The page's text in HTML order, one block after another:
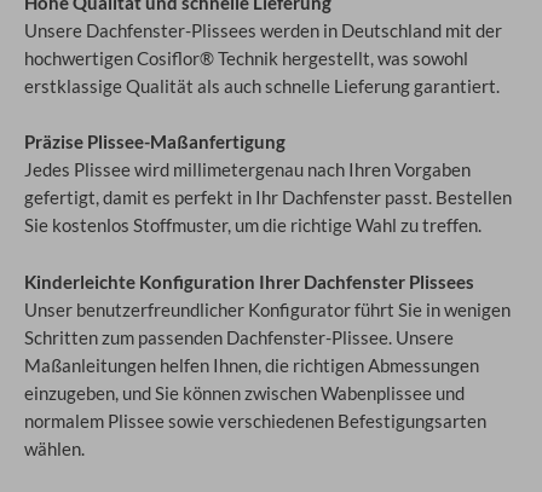
Unsere Dachfenster-Plissees werden in Deutschland mit der
hochwertigen Cosiflor® Technik hergestellt, was sowohl
erstklassige Qualität als auch schnelle Lieferung garantiert.
Präzise Plissee-Maßanfertigung
Jedes Plissee wird millimetergenau nach Ihren Vorgaben
gefertigt, damit es perfekt in Ihr Dachfenster passt. Bestellen
Sie kostenlos Stoffmuster, um die richtige Wahl zu treffen.
Kinderleichte Konfiguration Ihrer Dachfenster Plissees
Unser benutzerfreundlicher Konfigurator führt Sie in wenigen
Schritten zum passenden Dachfenster-Plissee. Unsere
Maßanleitungen helfen Ihnen, die richtigen Abmessungen
einzugeben, und Sie können zwischen Wabenplissee und
normalem Plissee sowie verschiedenen Befestigungsarten
wählen.